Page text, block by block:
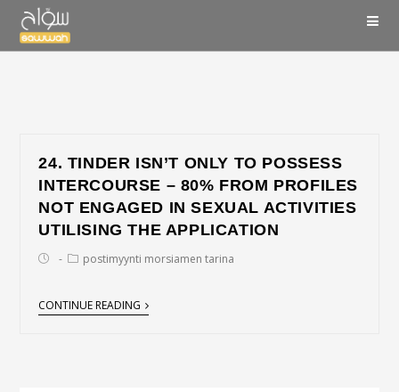
24. TINDER ISN’T ONLY TO POSSESS
INTERCOURSE – 80% FROM PROFILES
NOT ENGAGED IN SEXUAL ACTIVITIES
UTILISING THE APPLICATION
postimyynti morsiamen tarina
CONTINUE READING